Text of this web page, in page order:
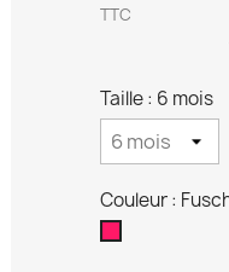
TTC
Taille : 6 mois
Couleur :